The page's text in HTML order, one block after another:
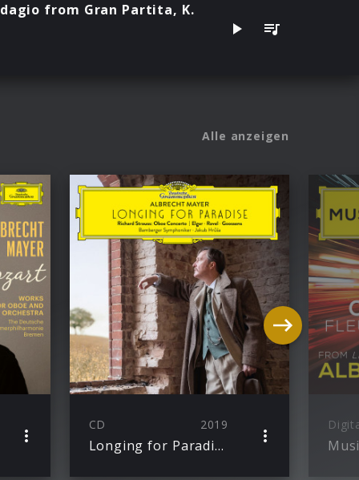
from Gran Partita, K.
Alle anzeigen
CD 2019
Longing for Paradise